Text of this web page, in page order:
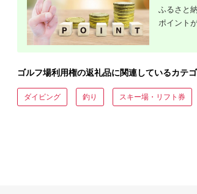
チケット
ー券
ふるさと
ポイント
ゴルフ場利用権の返礼品に関連しているカテゴ
ダイビング 釣り スキー場・リフト券